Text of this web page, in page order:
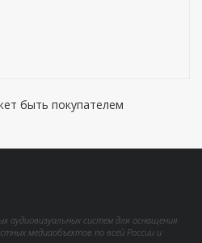
быть покупателем
аудиовизуальных систем для оснащения
медиаобъектов по всей России и